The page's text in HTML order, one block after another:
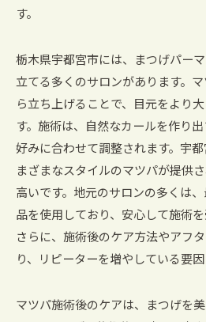
す。
栃木県宇都宮市には、まつげパー
立てる多くのサロンがあります。
ら立ち上げることで、目元をより
す。施術は、自然なカールを作り
好みに合わせて調整されます。宇
まざまなスタイルのマツパが提供
高いです。地元のサロンの多くは
品を使用しており、安心して施術を
さらに、施術後のケア方法やアフ
り、リピーターを増やしている要因
マツパ施術後のケアは、まつげを